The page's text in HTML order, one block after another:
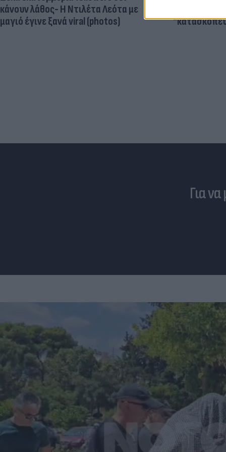
κάνουν λάθος- Η Ντιλέτα Λεότα με
μαγιό έγινε ξανά viral (photos)
Για